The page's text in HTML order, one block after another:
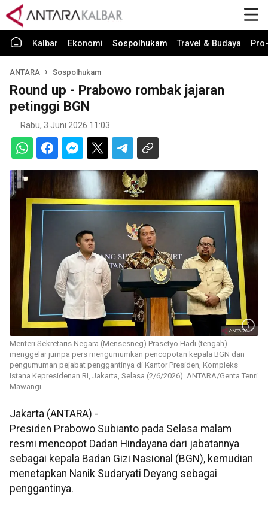
Kalbar Ekonomi Sospolhukam Travel & Budaya
ANTARA Sospolhukam
Round up - Prabowo rombak jajaran
petinggi BGN
Rabu, 3 Juni 2026 11:03
Menteri Sekretaris Negara (Mensesneg) Prasetyo Hadi (tengah)
menggelar jumpa pers mengumumkan pencopotan kepala BGN dan
pengumuman pejabat penggantinya di Kantor Presiden, Kompleks
Istana Kepresidenan RI, Jakarta, Selasa (2/6/2026). ANTARA/Genta Tenri
Mawangi.
Jakarta (ANTARA) -
Presiden Prabowo Subianto pada Selasa malam
resmi mencopot Dadan Hindayana dari jabatannya
sebagai kepala Badan Gizi Nasional (BGN), kemudian
menetapkan Nanik Sudaryati Deyang sebagai
penggantinya.